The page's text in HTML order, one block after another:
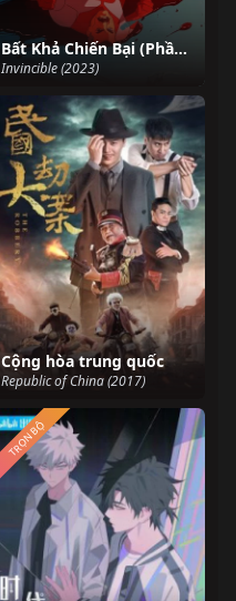
Bất Khả Chiến Bại (Phần 2)
Invincible (2023)
Cộng hòa trung quốc
Republic of China (2017)
TRỌN BỘ